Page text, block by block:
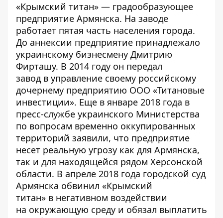
«Крымский титан» — градообразующее
предприятие Армянска. На заводе
работает пятая часть населения города.
До аннексии предприятие принадлежало
украинскому бизнесмену Дмитрию
Фирташу. В 2014 году он передал
завод в управление своему российскому
дочернему предприятию ООО «Титановые
инвестиции». Еще в январе 2018 года в
пресс-службе украинского Министерства
по вопросам временно оккупированных
территорий заявили, что предприятие
несет реальную угрозу как для Армянска,
так и для находящейся рядом Херсонской
области. В апреле 2018 года городской суд
Армянска обвинил «Крымский
титан» в негативном воздействии
на окружающую среду и обязал выплатить